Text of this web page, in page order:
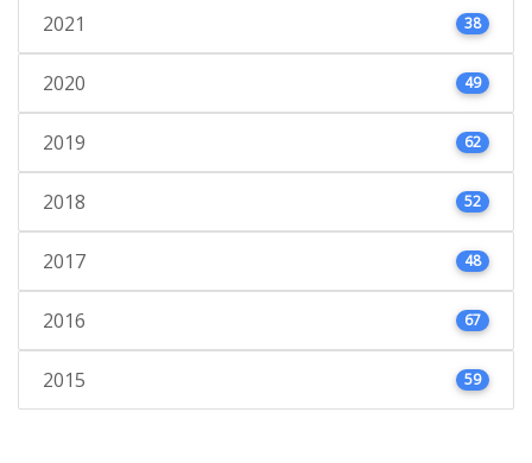
2021 38
2020 49
2019 62
2018 52
2017 48
2016 67
2015 59